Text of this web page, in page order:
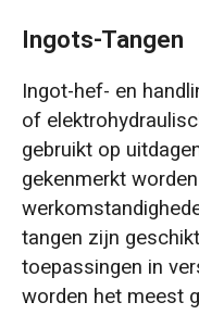
Ingots-Tangen
Ingot-hef- en
of
gebruikt op
gekenmerkt
tangen zijn
toepassingen in
worden het meest